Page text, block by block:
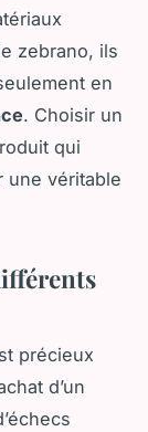
zebrano, ils
en
. Choisir un
qui
une véritable
précieux
d’un